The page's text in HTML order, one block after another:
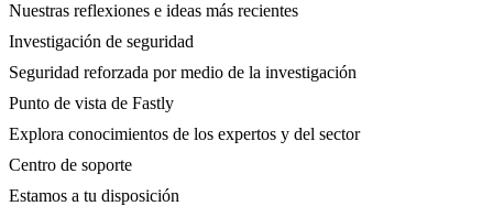
Nuestras reflexiones e ideas más recientes
Investigación de seguridad
Seguridad reforzada por medio de la investigación
Punto de vista de Fastly
Explora conocimientos de los expertos y del sector
Centro de soporte
Estamos a tu disposición